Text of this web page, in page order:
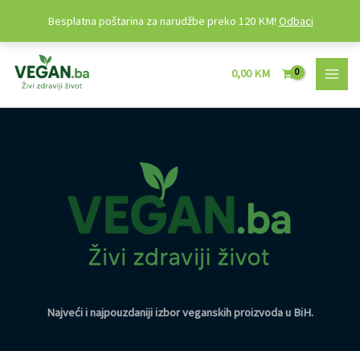
sadržaj
0,00KM
MAIN
Najveći i najpouzdaniji izbor veganskih proizvoda u BiH.
Besplatna poštarina za narudžbe preko 120 KM! Odbaci